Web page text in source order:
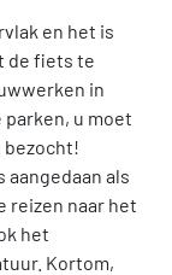
en het is
de fiets te
in
u moet
bezocht!
als
reizen naar het
het
Kortom,